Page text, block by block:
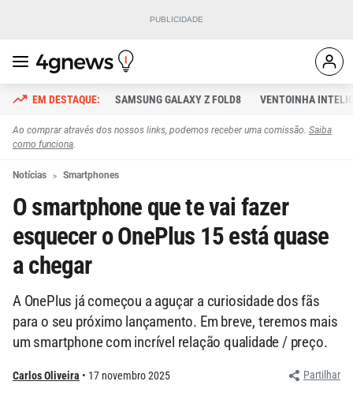
SAMSUNG GALAXY Z FOLD8 VENTOINHA
Ao comprar através dos nossos links, podemos receber uma comissão. Saiba
como funciona.
Notícias Smartphones
O smartphone que te vai fazer
esquecer o OnePlus 15 está quase
a chegar
A OnePlus já começou a aguçar a curiosidade dos fãs
para o seu próximo lançamento. Em breve, teremos mais
um smartphone com incrível relação qualidade / preço.
Carlos Oliveira 17 novembro 2025 Partilhar